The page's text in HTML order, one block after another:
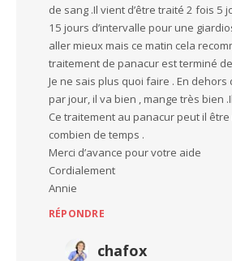
de sang .Il vient d’être traité 2 fois 5
15 jours d’intervalle pour une
aller mieux mais ce matin cela
traitement de panacur est terminé
Je ne sais plus quoi faire . En dehors
par jour, il va bien , mange très bien .Il
Ce traitement au panacur peut il
combien de temps .
Merci d’avance pour votre aide
Cordialement
Annie
RÉPONDRE
chafox